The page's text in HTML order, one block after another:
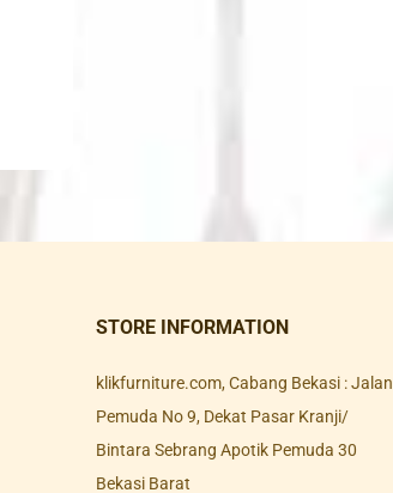
STORE INFORMATION
klikfurniture.com, Cabang Bekasi : Jalan
Pemuda No 9, Dekat Pasar Kranji/
Bintara Sebrang Apotik Pemuda 30
Bekasi Barat